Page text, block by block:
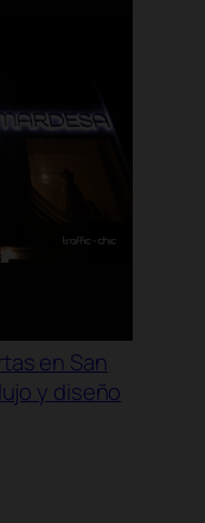
en San
y diseño